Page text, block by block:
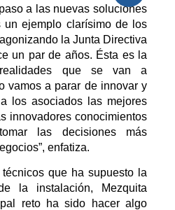
a las nuevas soluciones
un ejemplo clarísimo de los
la Junta Directiva
un par de años. Ésta es la
que se van a
vamos a parar de innovar y
los asociados las mejores
innovadores conocimientos
las decisiones más
enfatiza.
que ha supuesto la
la instalación, Mezquita
reto ha sido hacer algo